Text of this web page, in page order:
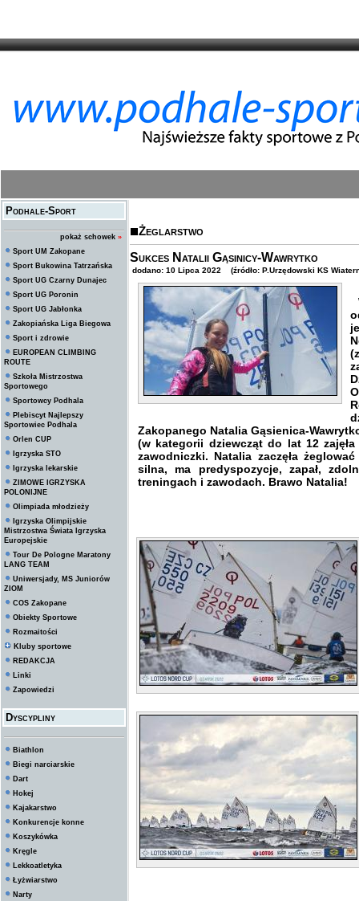
Podhale-Sport
pokaż schowek »
Sport UM Zakopane
Sport Bukowina Tatrzańska
Sport UG Czarny Dunajec
Sport UG Poronin
Sport UG Jabłonka
Zakopiańska Liga Biegowa
Sport i zdrowie
EUROPEAN CLIMBING
ROUTE
Szkoła Mistrzostwa
Sportowego
Sportowcy Podhala
Plebiscyt Najlepszy
Sportowiec Podhala
Orlen CUP
Igrzyska STO
Igrzyska lekarskie
ZIMOWE IGRZYSKA
POLONIJNE
Olimpiada młodzieży
Igrzyska Olimpijskie
Mistrzostwa Świata Igrzyska
Europejskie
Tour De Pologne Maratony
LANG TEAM
Uniwersjady, MS Juniorów
ZIOM
COS Zakopane
Obiekty Sportowe
Rozmaitości
Kluby sportowe
REDAKCJA
Linki
Zapowiedzi
Dyscypliny
Biathlon
Biegi narciarskie
Dart
Hokej
Kajakarstwo
Konkurencje konne
Koszykówka
Kręgle
Lekkoatletyka
Łyżwiarstwo
Narty
Żeglarstwo
Sukces Natalii Gąsinicy-Wawrytko
dodano: 10 Lipca 2022 (źródło: P.Urzędowski KS
Zakopanego Natalia Gąsienica-
(w kategorii dziewcząt do lat 12
zawodniczki. Natalia zaczęła
silna, ma predyspozycje, zapał,
treningach i zawodach. Brawo Natalia!